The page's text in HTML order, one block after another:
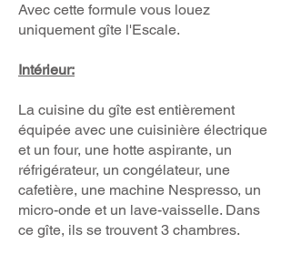
Avec cette formule vous louez
uniquement gîte l'Escale.
Intérieur:
La cuisine du gîte est entièrement
équipée avec une cuisinière électrique
et un four, une hotte aspirante, un
réfrigérateur, un congélateur, une
cafetière, une machine Nespresso, un
micro-onde et un lave-vaisselle. Dans
ce gîte, ils se trouvent 3 chambres.